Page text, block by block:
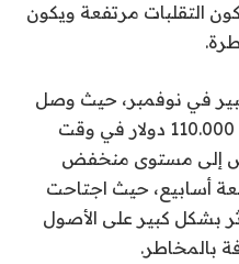
التقلبات مرتفعة ويكون
في نوفمبر، حيث وصل
إلى مستوى مرتفع بالقرب من 110.000 دولار في وقت
​​إلى مستوى منخفض
بعد بضعة أسابيع، حيث اجتاحت
أثر بشكل كبير على الأصول
بالمخاطر.